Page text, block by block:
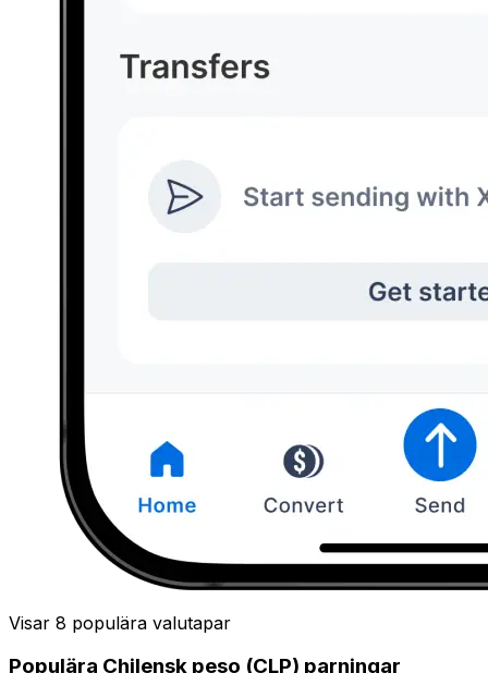
Visar 8 populära valutapar
Populära Chilensk peso (CLP) parningar